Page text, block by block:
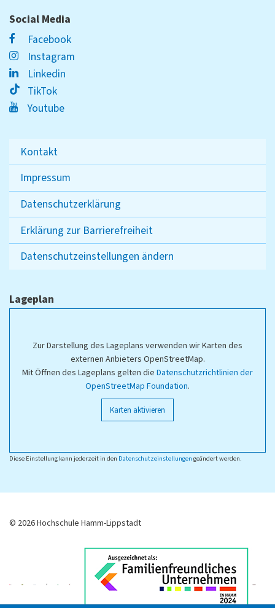
Social Media
Facebook
Instagram
Linkedin
TikTok
Youtube
Kontakt
Impressum
Datenschutzerklärung
Erklärung zur Barrierefreiheit
Datenschutzeinstellungen ändern
Lageplan
Zur Darstellung des Lageplans verwenden wir Karten des
externen Anbieters OpenStreetMap.
Mit Öffnen des Lageplans gelten die Datenschutzrichtlinien der
OpenStreetMap Foundation.
Karten aktivieren
Diese Einstellung kann jederzeit in den Datenschutzeinstellungen geändert werden.
© 2026 Hochschule Hamm-Lippstadt